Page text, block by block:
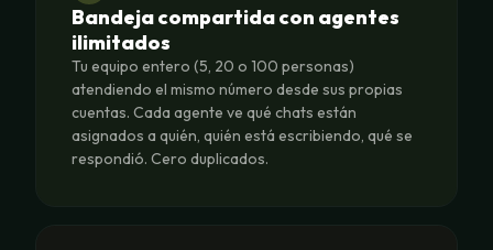
Bandeja compartida con agentes
ilimitados
Tu equipo entero (5, 20 o 100 personas)
atendiendo el mismo número desde sus propias
cuentas. Cada agente ve qué chats están
asignados a quién, quién está escribiendo, qué se
respondió. Cero duplicados.